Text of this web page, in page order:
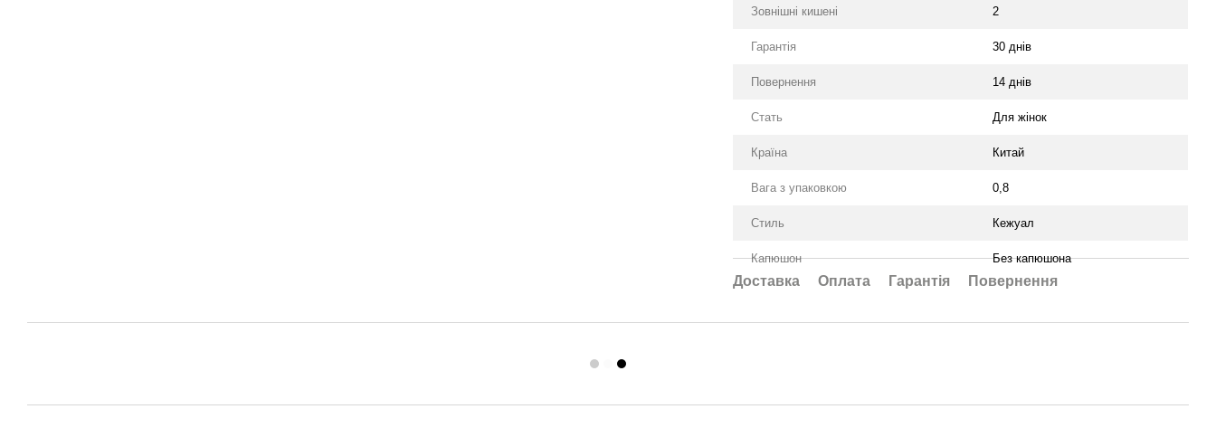
Зовнішні кишені 2
Гарантія 30 днів
Повернення 14 днів
Стать Для жінок
Країна Китай
Вага з упаковкою 0,8
Стиль Кежуал
Капюшон Без капюшона
Доставка Оплата Гарантія Повернення